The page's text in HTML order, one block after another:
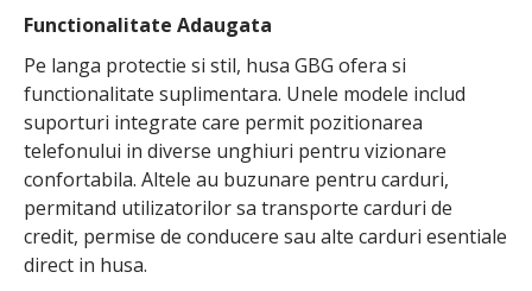
Functionalitate Adaugata
Pe langa protectie si stil, husa GBG ofera si
functionalitate suplimentara. Unele modele includ
suporturi integrate care permit pozitionarea
telefonului in diverse unghiuri pentru vizionare
confortabila. Altele au buzunare pentru carduri,
permitand utilizatorilor sa transporte carduri de
credit, permise de conducere sau alte carduri esentiale
direct in husa.